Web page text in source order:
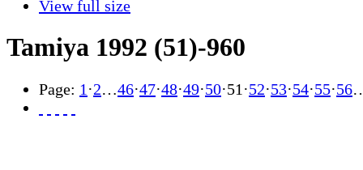
View full size
Tamiya 1992 (51)-960
Page: 1 ·2…46·47·48·49·50·51 ·52·53·54·55·56